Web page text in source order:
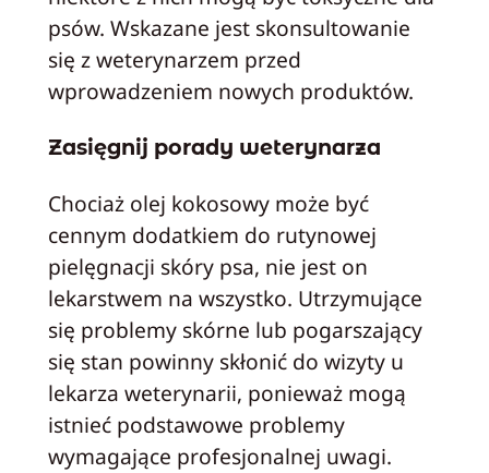
psów. Wskazane jest skonsultowanie
się z weterynarzem przed
wprowadzeniem nowych produktów.
Zasięgnij porady weterynarza
Chociaż olej kokosowy może być
cennym dodatkiem do rutynowej
pielęgnacji skóry psa, nie jest on
lekarstwem na wszystko. Utrzymujące
się problemy skórne lub pogarszający
się stan powinny skłonić do wizyty u
lekarza weterynarii, ponieważ mogą
istnieć podstawowe problemy
wymagające profesjonalnej uwagi.